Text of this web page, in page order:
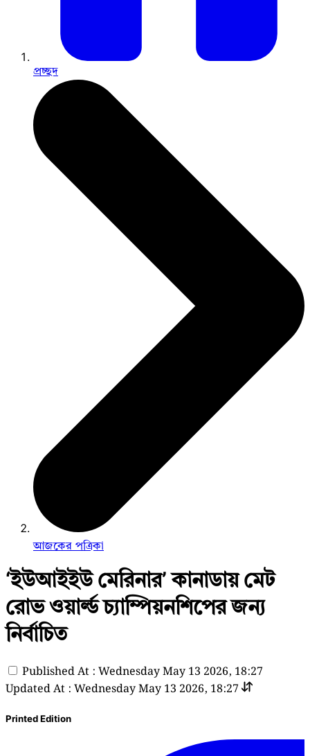
প্রচ্ছদ
আজকের পত্রিকা
‘ইউআইইউ মেরিনার’ কানাডায় মেট
রোভ ওয়ার্ল্ড চ্যাম্পিয়নশিপের জন্য
নির্বাচিত
Published At : Wednesday May 13 2026, 18:27
Updated At : Wednesday May 13 2026, 18:27
Printed Edition